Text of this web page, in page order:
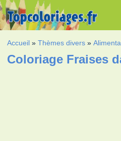
Accueil »Thèmes divers »
Coloriage Fraises